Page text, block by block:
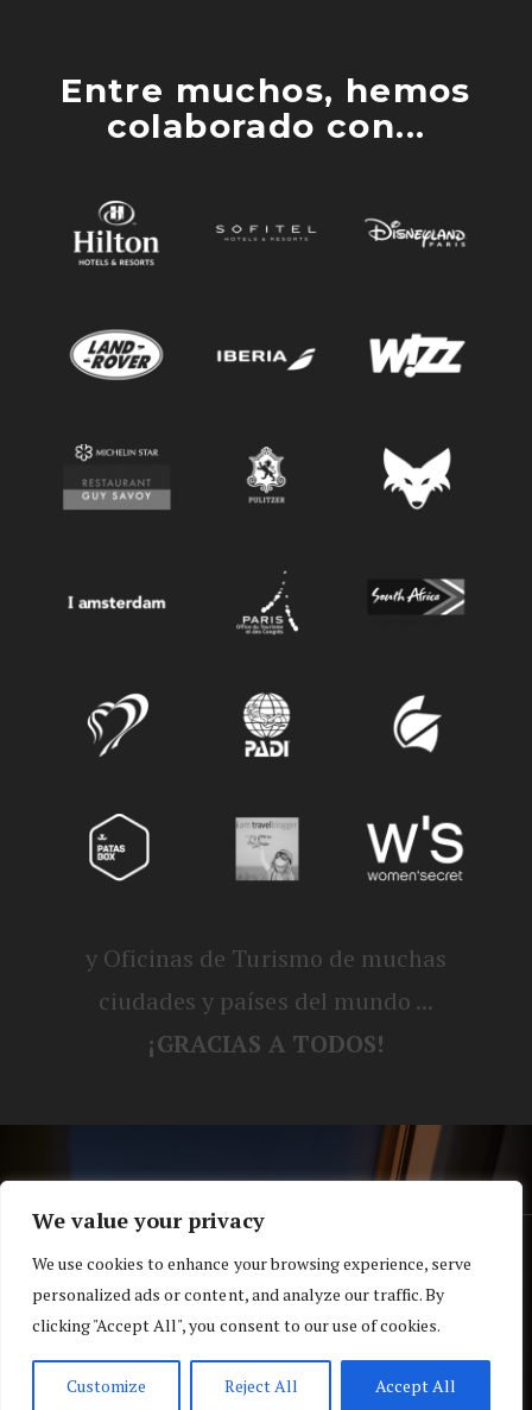
We value your privacy
We use cookies to enhance your browsing experience, serve
personalized ads or content, and analyze our traffic. By
clicking "Accept All", you consent to our use of cookies.
Customize Reject All Accept All
Entre muchos, hemos
colaborado con...
y Oficinas de Turismo de muchas
ciudades y países del mundo ...
¡GRACIAS A TODOS!
® Blog personal de Alex, Nerea, Turbo y
Koko |Política de privacidad y cookies
Top